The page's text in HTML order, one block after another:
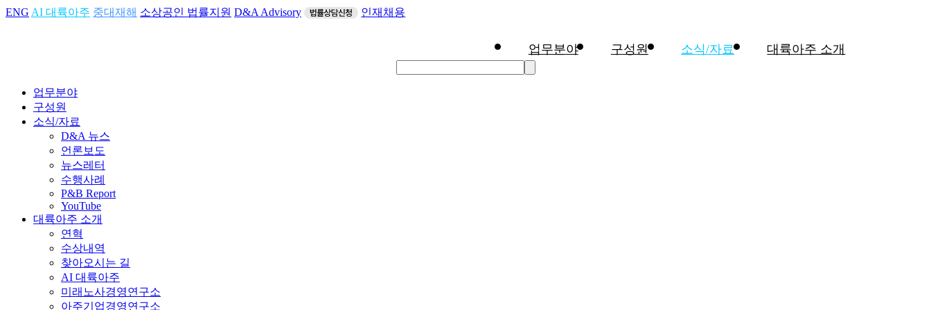
ENG AI 대륙아주 중대재해 소상공인 법률지원 D&A Advisory 인재채용
업무분야 구성원 소식/자료 대륙아주 소개
업무분야
구성원
소식/자료
D&A 뉴스
언론보도
뉴스레터
수행사례
P&B Report
YouTube
대륙아주 소개
연혁
수상내역
찾아오시는 길
AI 대륙아주
미래노사경영연구소
아주기업경영연구소